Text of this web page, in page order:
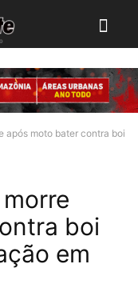
após moto bater contra boi
boi
em